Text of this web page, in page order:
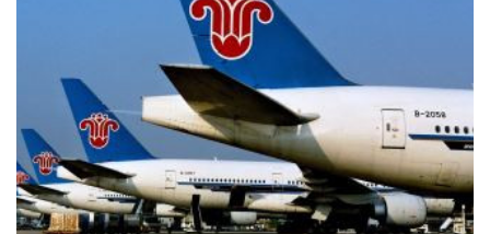
KÖZLEKEDÉSFEJLESZTÉS
ELLÁTÁSI LÁNC